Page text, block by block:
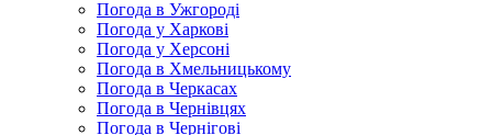
Погода в Ужгороді
Погода у Харкові
Погода у Херсоні
Погода в Хмельницькому
Погода в Черкасах
Погода в Чернівцях
Погода в Чернігові